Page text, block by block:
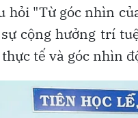
hỏi "Từ góc nhìn
cộng hưởng trí
tế và góc nhìn